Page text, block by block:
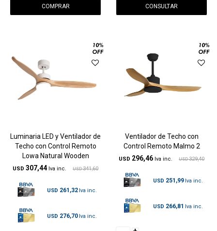
CONSULTAR
Luminaria LED y Ventilador de
Techo con Control Remoto
Lowa Natural Wooden
USD 307,44 USD 341,60
USD 261,32
USD 276,70
Ventilador de Techo con
Control Remoto Malmo 2
USD 296,46 USD 329,40
USD 251,99
USD 266,81